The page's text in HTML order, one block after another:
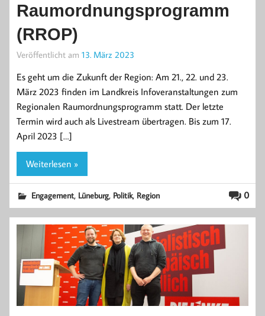
Raumordnungsprogramm
(RROP)
Veröffentlicht am 13. März 2023
Es geht um die Zukunft der Region: Am 21., 22. und 23.
März 2023 finden im Landkreis Infoveranstaltungen zum
Regionalen Raumordnungsprogramm statt. Der letzte
Termin wird auch als Livestream übertragen. Bis zum 17.
April 2023 […]
Weiterlesen »
0
Engagement, Lüneburg, Politik, Region